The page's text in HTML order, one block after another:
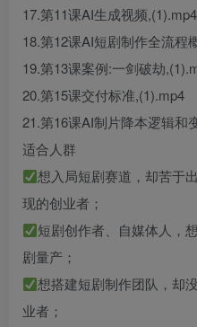
17.第11课AI生成视频,(1).mp4
18.第12课AI短剧制作全流程
19.第13课案例:一剑破劫
20.第15课交付标准,(1).mp4
21.第16课AI制片降本逻辑和
适合人群
想入局短剧赛道，却苦于
现的创业者；
短剧创作者、自媒体人，
剧量产；
想搭建短剧制作团队，却
业者；